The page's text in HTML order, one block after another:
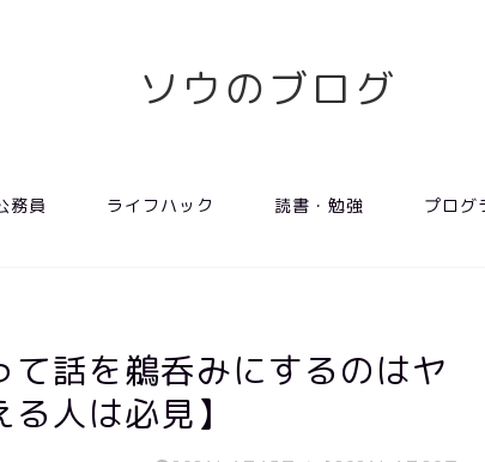
ソウのブログ
務員 ライフハック 読書・勉強 プログ
話を鵜呑みにするのはヤ
人は必見】